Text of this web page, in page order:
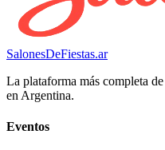
SalonesDeFiestas.ar
La plataforma más completa
en Argentina.
Eventos